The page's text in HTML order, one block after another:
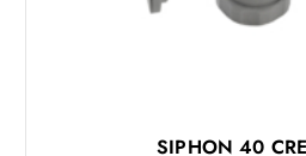
SIPHON 40